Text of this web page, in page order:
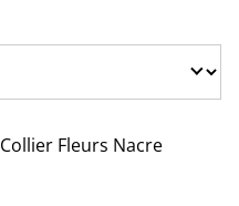
Collier Fleurs Nacre